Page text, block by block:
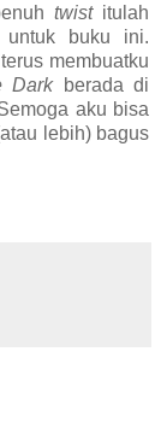
twistitulah
untuk buku ini.
membuatku
Darkberada di
aku bisa
lebih) bagus